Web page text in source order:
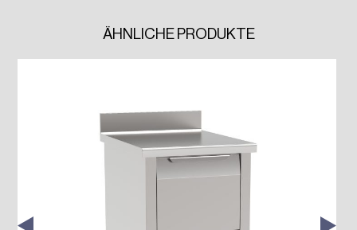
ÄHNLICHE PRODUKTE